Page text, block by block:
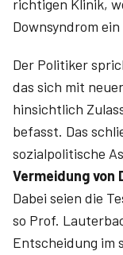
richtigen Klinik,
Downsyndrom
Der Politiker
das sich mit
hinsichtlich
befasst. Das
sozialpolitische
Vermeidung von
Dabei seien die
so Prof.
Entscheidung im